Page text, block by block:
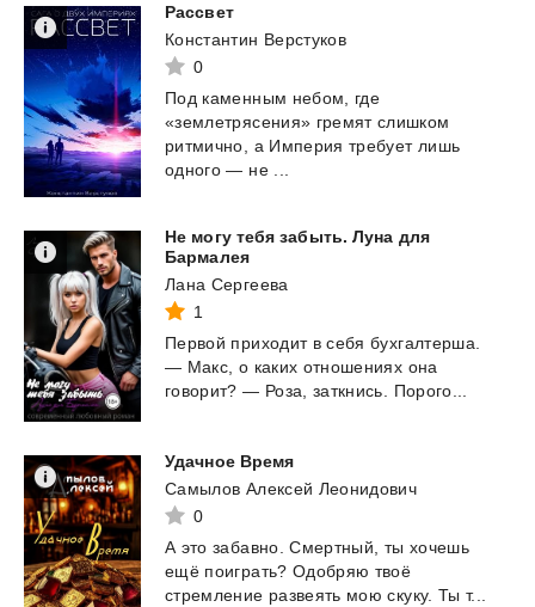
Рассвет
Константин Верстуков
0
Под каменным небом, где
«землетрясения» гремят слишком
ритмично, а Империя требует лишь
одного — не ...
Не могу тебя забыть. Луна для
Бармалея
Лана Сергеева
1
Первой приходит в себя бухгалтерша.
— Макс, о каких отношениях она
говорит? — Роза, заткнись. Порого...
Удачное Время
Самылов Алексей Леонидович
0
А это забавно. Смертный, ты хочешь
ещё поиграть? Одобряю твоё
стремление развеять мою скуку. Ты т...